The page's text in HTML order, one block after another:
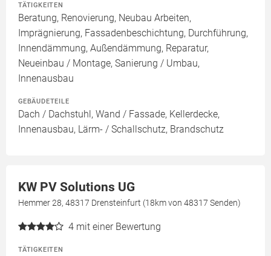
TÄTIGKEITEN
Beratung, Renovierung, Neubau Arbeiten,
Imprägnierung, Fassadenbeschichtung, Durchführung,
Innendämmung, Außendämmung, Reparatur,
Neueinbau / Montage, Sanierung / Umbau,
Innenausbau
GEBÄUDETEILE
Dach / Dachstuhl, Wand / Fassade, Kellerdecke,
Innenausbau, Lärm- / Schallschutz, Brandschutz
KW PV Solutions UG
Hemmer 28, 48317 Drensteinfurt (18km von 48317 Senden)
4 mit einer Bewertung
TÄTIGKEITEN